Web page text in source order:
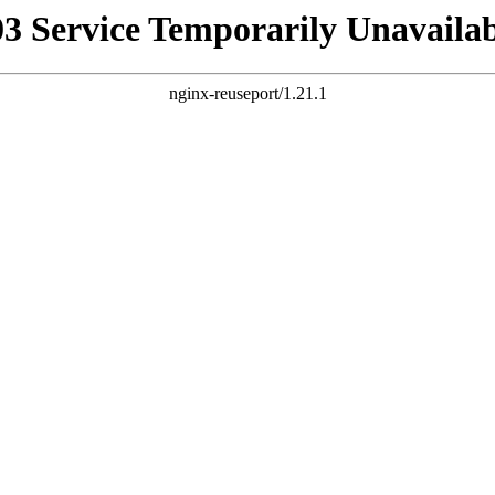
Service Temporarily
nginx-reuseport/1.21.1